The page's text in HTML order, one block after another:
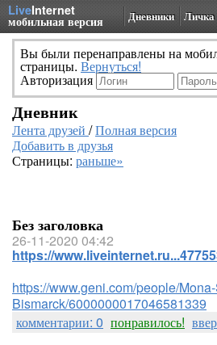
LiveInternet
мобильная версия Дневники Личка
Вы были перенаправлены на
страницы. Вернуться!
Авторизация
Дневник
Лента друзей /Полная версия
Добавить в друзья
Страницы: раньше»
Без заголовка
26-11-2020 04:42
https://
https://www.geni.com/people/
Bismarck/6000000017046581339
комментарии: 0 понравилось!